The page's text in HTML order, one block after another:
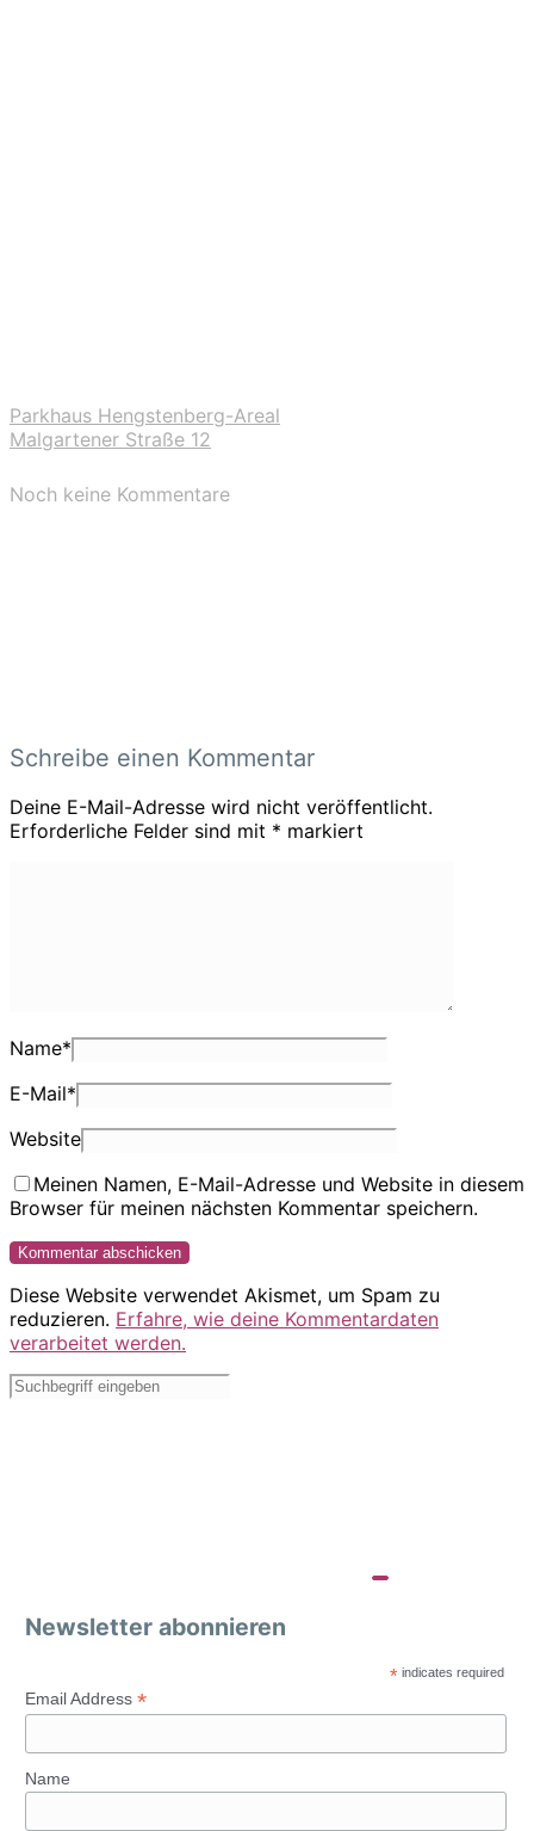
Parkhaus Hengstenberg-Areal
Malgartener Straße 12
Noch keine Kommentare
Schreibe einen Kommentar
Deine E-Mail-Adresse wird nicht veröffentlicht.
Erforderliche Felder sind mit * markiert
Name*
E-Mail*
Website
Meinen Namen, E-Mail-Adresse und Website in diesem
Browser für meinen nächsten Kommentar speichern.
Diese Website verwendet Akismet, um Spam zu
reduzieren. Erfahre, wie deine Kommentardaten
verarbeitet werden.
Newsletter abonnieren
* indicates required
Email Address *
Name